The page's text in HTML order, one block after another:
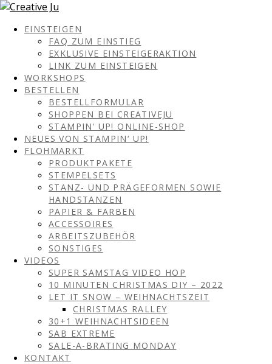
EINSTEIGEN
FAQ ZUM EINSTIEG
EXKLUSIVE EINSTEIGERAKTION
LINK ZUM EINSTEIGEN
WORKSHOPS
BESTELLEN
BESTELLFORMULAR
SHOPPEN BEI CREATIVEJU
STAMPIN‘ UP! ONLINE-SHOP
NEUES VON STAMPIN‘ UP!
FLOHMARKT
PRODUKTPAKETE
STEMPELSETS
STANZ- UND PRÄGEFORMEN SOWIE
HANDSTANZEN
PAPIER & FARBEN
ACCESSOIRES
ARBEITSZUBEHÖR
SONSTIGES
VIDEOS
SUPER SAMSTAG VIDEO HOP
10 MINUTEN CHRISTMAS DIY – 2022
LET IT SNOW – WEIHNACHTSZEIT
CHRISTMAS RALLEY
30+1 WEIHNACHTSIDEEN
SAB EXTREME
SALE-A-BRATING MONDAY
KONTAKT